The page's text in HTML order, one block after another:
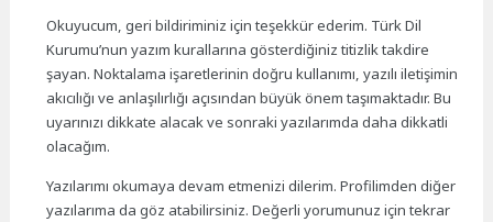
Okuyucum, geri bildiriminiz için teşekkür ederim. Türk Dil
Kurumu’nun yazım kurallarına gösterdiğiniz titizlik takdire
şayan. Noktalama işaretlerinin doğru kullanımı, yazılı iletişimin
akıcılığı ve anlaşılırlığı açısından büyük önem taşımaktadır. Bu
uyarınızı dikkate alacak ve sonraki yazılarımda daha dikkatli
olacağım.
Yazılarımı okumaya devam etmenizi dilerim. Profilimden diğer
yazılarıma da göz atabilirsiniz. Değerli yorumunuz için tekrar